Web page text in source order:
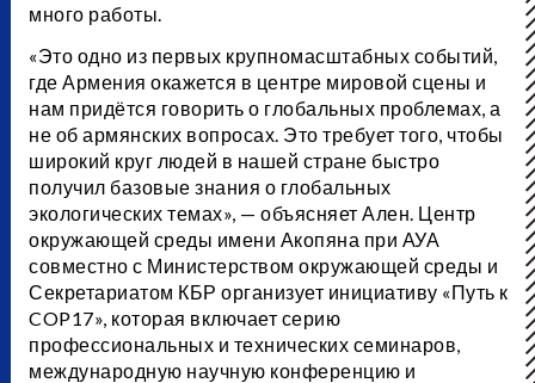
много работы.
«Это одно из первых крупномасштабных событий,
где Армения окажется в центре мировой сцены и
нам придётся говорить о глобальных проблемах, а
не об армянских вопросах. Это требует того, чтобы
широкий круг людей в нашей стране быстро
получил базовые знания о глобальных
экологических темах», — объясняет Ален. Центр
окружающей среды имени Акопяна при АУА
совместно с Министерством окружающей среды и
Секретариатом КБР организует инициативу «Путь к
COP17», которая включает серию
профессиональных и технических семинаров,
международную научную конференцию и